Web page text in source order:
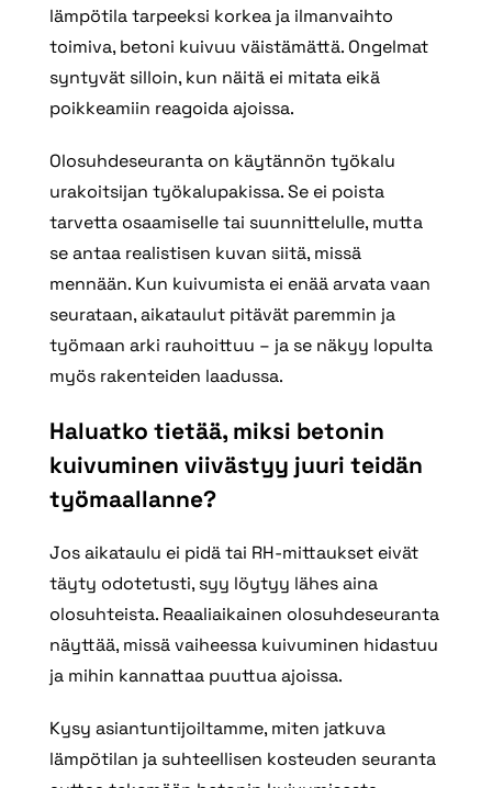
lämpötila tarpeeksi korkea ja ilmanvaihto
toimiva, betoni kuivuu väistämättä. Ongelmat
syntyvät silloin, kun näitä ei mitata eikä
poikkeamiin reagoida ajoissa.
Olosuhdeseuranta on käytännön työkalu
urakoitsijan työkalupakissa. Se ei poista
tarvetta osaamiselle tai suunnittelulle, mutta
se antaa realistisen kuvan siitä, missä
mennään. Kun kuivumista ei enää arvata vaan
seurataan, aikataulut pitävät paremmin ja
työmaan arki rauhoittuu – ja se näkyy lopulta
myös rakenteiden laadussa.
Haluatko tietää, miksi betonin
kuivuminen viivästyy juuri teidän
työmaallanne?
Jos aikataulu ei pidä tai RH‑mittaukset eivät
täyty odotetusti, syy löytyy lähes aina
olosuhteista. Reaaliaikainen olosuhdeseuranta
näyttää, missä vaiheessa kuivuminen hidastuu
ja mihin kannattaa puuttua ajoissa.
Kysy asiantuntijoiltamme, miten jatkuva
lämpötilan ja suhteellisen kosteuden seuranta